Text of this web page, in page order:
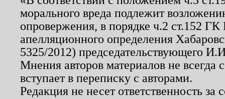
морального вреда подлежит
опровержения, в порядке ч.2 ст.152
апелляционного определения
5325/2012) председательствующего
Мнения авторов материалов не
вступает в переписку с авторами.
Редакция не несет ответственность